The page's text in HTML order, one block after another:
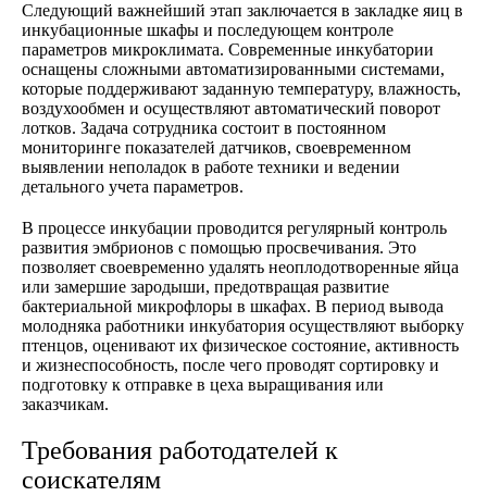
Следующий важнейший этап заключается в закладке яиц в
инкубационные шкафы и последующем контроле
параметров микроклимата. Современные инкубатории
оснащены сложными автоматизированными системами,
которые поддерживают заданную температуру, влажность,
воздухообмен и осуществляют автоматический поворот
лотков. Задача сотрудника состоит в постоянном
мониторинге показателей датчиков, своевременном
выявлении неполадок в работе техники и ведении
детального учета параметров.
В процессе инкубации проводится регулярный контроль
развития эмбрионов с помощью просвечивания. Это
позволяет своевременно удалять неоплодотворенные яйца
или замершие зародыши, предотвращая развитие
бактериальной микрофлоры в шкафах. В период вывода
молодняка работники инкубатория осуществляют выборку
птенцов, оценивают их физическое состояние, активность
и жизнеспособность, после чего проводят сортировку и
подготовку к отправке в цеха выращивания или
заказчикам.
Требования работодателей к
соискателям